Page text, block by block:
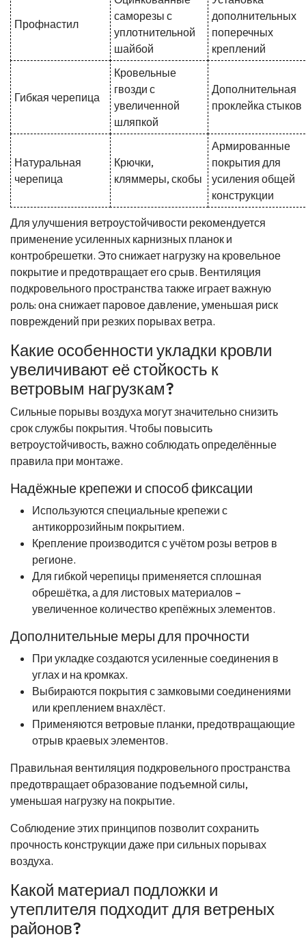
Профнастил
саморезы с
уплотнительной
шайбой
дополнительных
поперечных
креплений
Гибкая черепица
Кровельные
гвозди с
увеличенной
шляпкой
Дополнительная
проклейка стыков
Натуральная
черепица
Крючки,
кляммеры, скобы
Армированные
покрытия для
усиления общей
конструкции
Для улучшения ветроустойчивости рекомендуется
применение усиленных карнизных планок и
контробрешетки. Это снижает нагрузку на кровельное
покрытие и предотвращает его срыв. Вентиляция
подкровельного пространства также играет важную
роль: она снижает паровое давление, уменьшая риск
повреждений при резких порывах ветра.
Какие особенности укладки кровли
увеличивают её стойкость к
ветровым нагрузкам?
Сильные порывы воздуха могут значительно снизить
срок службы покрытия. Чтобы повысить
ветроустойчивость, важно соблюдать определённые
правила при монтаже.
Надёжные крепежи и способ фиксации
Используются специальные крепежи с
антикоррозийным покрытием.
Крепление производится с учётом розы ветров в
регионе.
Для гибкой черепицы применяется сплошная
обрешётка, а для листовых материалов –
увеличенное количество крепёжных элементов.
Дополнительные меры для прочности
При укладке создаются усиленные соединения в
углах и на кромках.
Выбираются покрытия с замковыми соединениями
или креплением внахлёст.
Применяются ветровые планки, предотвращающие
отрыв краевых элементов.
Правильная вентиляция подкровельного пространства
предотвращает образование подъемной силы,
уменьшая нагрузку на покрытие.
Соблюдение этих принципов позволит сохранить
прочность конструкции даже при сильных порывах
воздуха.
Какой материал подложки и
утеплителя подходит для ветреных
районов?